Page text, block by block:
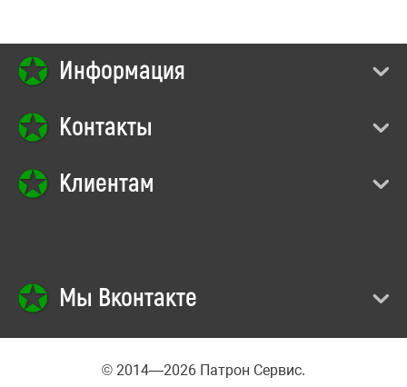
Информация
Контакты
Клиентам
Мы Вконтакте
© 2014—2026 Патрон Сервис.